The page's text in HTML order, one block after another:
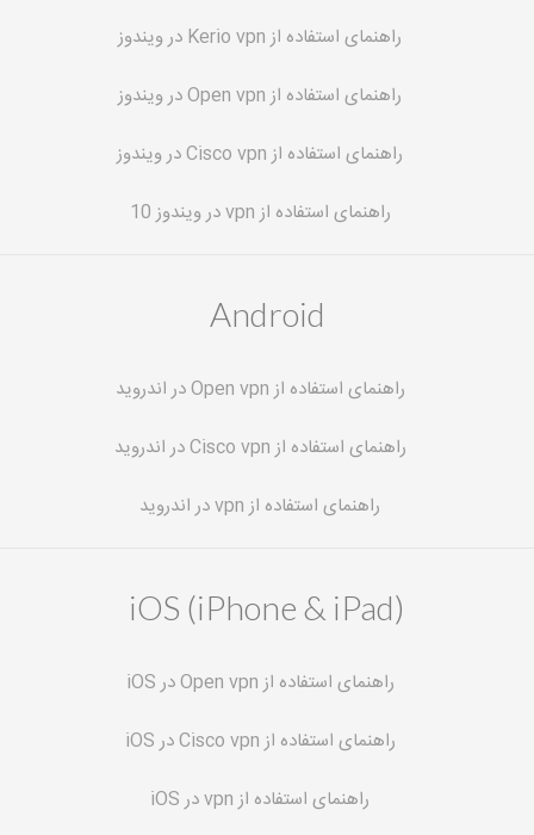
راهنمای استفاده از Kerio vpn در ویندوز
راهنمای استفاده از Open vpn در ویندوز
راهنمای استفاده از Cisco vpn در ویندوز
راهنمای استفاده از vpn در ویندوز 10
Android
راهنمای استفاده از Open vpn در اندروید
راهنمای استفاده از Cisco vpn در اندروید
راهنمای استفاده از vpn در اندروید
iOS (iPhone & iPad)
راهنمای استفاده از Open vpn در iOS
راهنمای استفاده از Cisco vpn در iOS
راهنمای استفاده از vpn در iOS